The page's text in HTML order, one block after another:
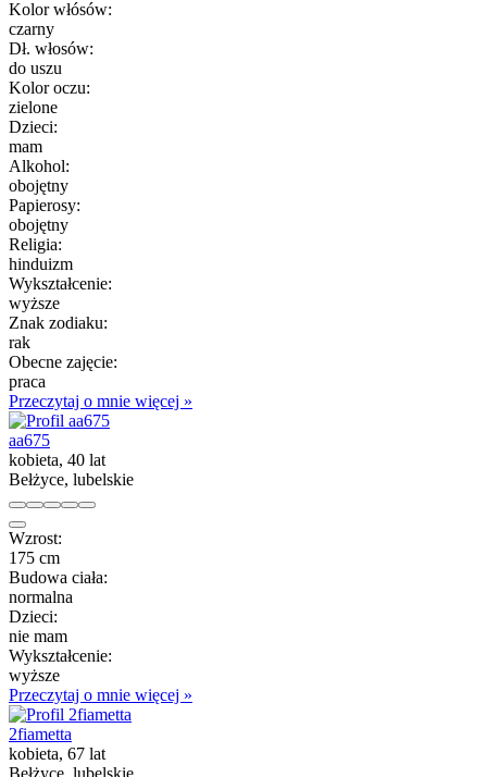
Kolor włósów:
czarny
Dł. włosów:
do uszu
Kolor oczu:
zielone
Dzieci:
mam
Alkohol:
obojętny
Papierosy:
obojętny
Religia:
hinduizm
Wykształcenie:
wyższe
Znak zodiaku:
rak
Obecne zajęcie:
praca
Przeczytaj o mnie więcej »
aa675
kobieta, 40 lat
Bełżyce, lubelskie
Wzrost:
175 cm
Budowa ciała:
normalna
Dzieci:
nie mam
Wykształcenie:
wyższe
Przeczytaj o mnie więcej »
2fiametta
kobieta, 67 lat
Bełżyce, lubelskie